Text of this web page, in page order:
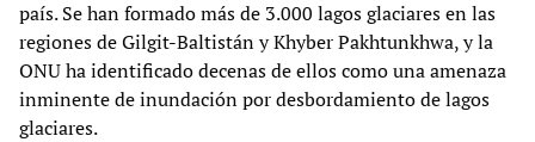
país. Se han formado más de 3.000 lagos glaciares en las
regiones de Gilgit-Baltistán y Khyber Pakhtunkhwa, y la
ONU ha identificado decenas de ellos como una amenaza
inminente de inundación por desbordamiento de lagos
glaciares.